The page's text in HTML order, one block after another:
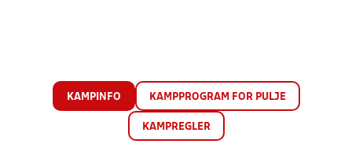
KAMPINFO KAMPPROGRAM FOR PULJE
KAMPREGLER